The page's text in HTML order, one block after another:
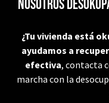
Nosotros
¿Tu vivienda está
ayudamos a
efectiva, contacta
marcha con la